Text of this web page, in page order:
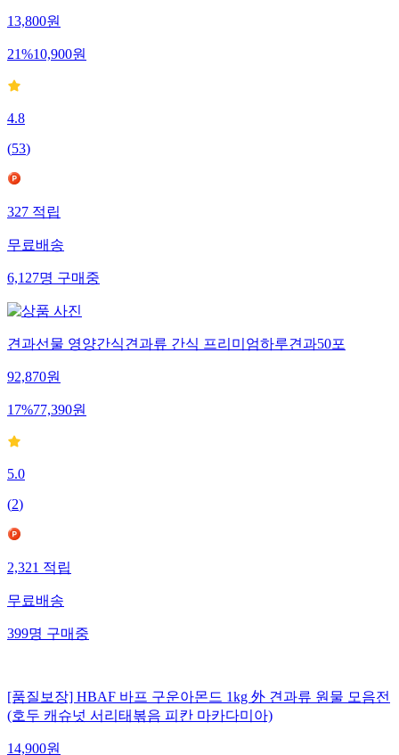
13,800원
21%10,900원
4.8
(53)
327적립
무료배송
6,127명구매중
견과선물 영양간식견과류 간식 프리미엄하루견과50포
92,870원
17%77,390원
5.0
(2)
2,321적립
무료배송
399명구매중
[품질보장] HBAF 바프 구운아몬드 1kg 外 견과류 원물 모음전
(호두 캐슈넛 서리태볶음 피칸 마카다미아)